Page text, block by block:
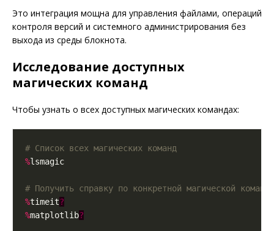
Это интеграция мощна для управления файлами, операций
контроля версий и системного администрирования без
выхода из среды блокнота.
Исследование доступных
магических команд
Чтобы узнать о всех доступных магических командах:
# Список всех магических команд
%
# Получить справку по конкретной магической команде
%timeit?
%matplotlib?